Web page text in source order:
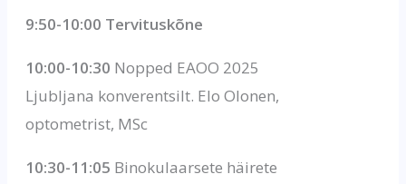
9:50-10:00 Tervituskõne
10:00-10:30 Nopped EAOO 2025
Ljubljana konverentsilt. Elo Olonen,
optometrist, MSc
10:30-11:05 Binokulaarsete häirete